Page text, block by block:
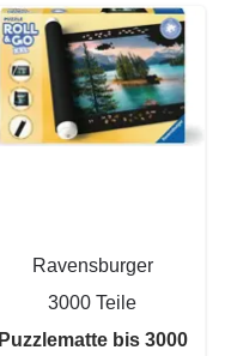
Ravensburger
3000 Teile
Puzzlematte bis 3000